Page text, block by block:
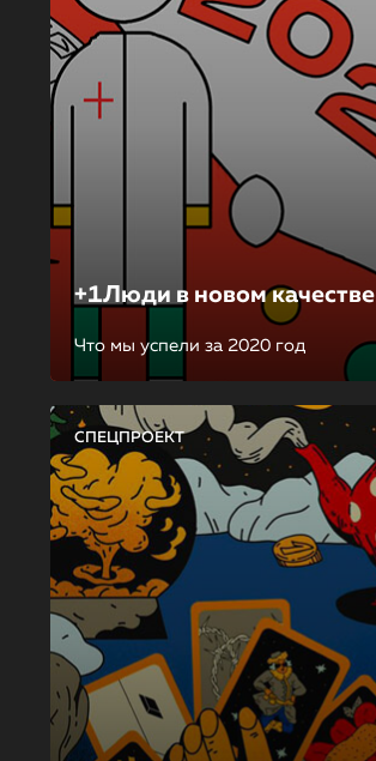
+1Люди в новом качестве
Что мы успели за 2020 год
СПЕЦПРОЕКТ